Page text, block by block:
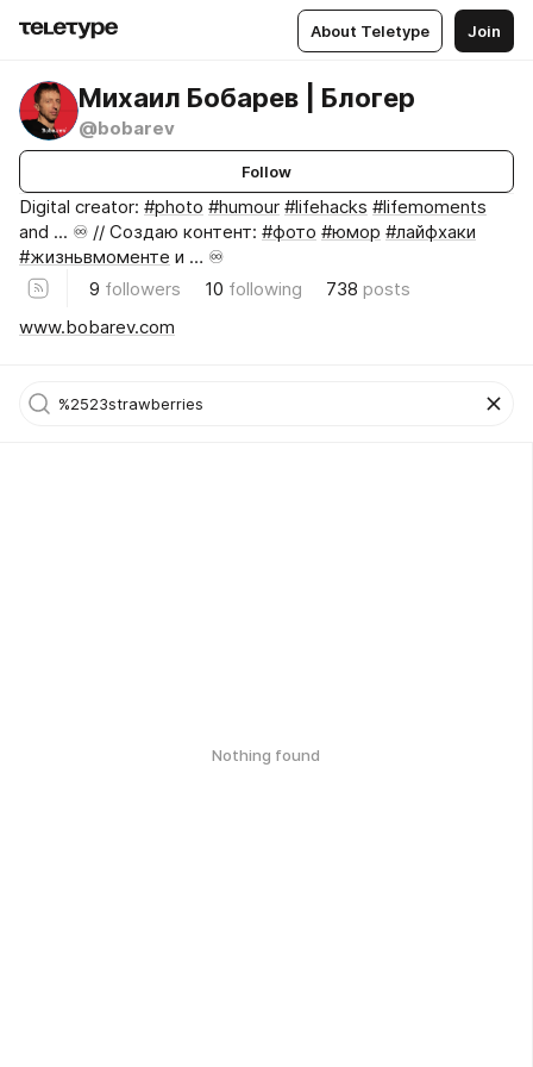
About Teletype Join
Михаил Бобарев | Блогер
@bobarev
Follow
Digital creator: #photo #humour #lifehacks #lifemoments
and ... ♾️ // Создаю контент: #фото #юмор #лайфхаки
#жизньвмоменте и … ♾️
9 followers 10 following 738 posts
www.bobarev.com
Nothing found